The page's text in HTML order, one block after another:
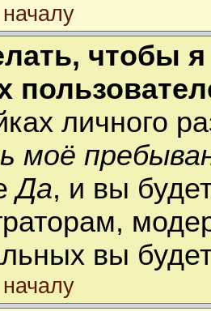
чтобы
личного
моё
Да, и вы
вы